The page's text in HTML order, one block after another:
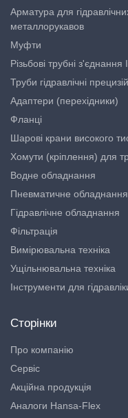
Арматура для
металлорукавов
Муфти
Різьбові трубні
Труби гідравлічні
Адаптери (перехідники)
Фланці
Шарові крани високого
Хомути (кріплення) для
Водне обладнання
Пневматичне обладнання
Гідравлічне обладнання
Фільтрація
Вимірювальна техніка
Ущільнювальна техніка
Інструменти для
Сторінки
Про компанію
Сервіс
Акційна продукція
Аналоги Hansa-Flex